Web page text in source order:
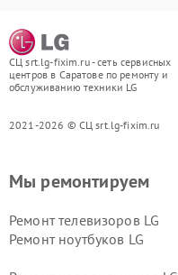
СЦ srt.lg-fixim.ru - сеть сервисных
центров в Саратове по ремонту и
обслуживанию техники LG
2021-2026 © СЦ srt.lg-fixim.ru
Мы ремонтируем
Ремонт телевизоров LG
Ремонт ноутбуков LG